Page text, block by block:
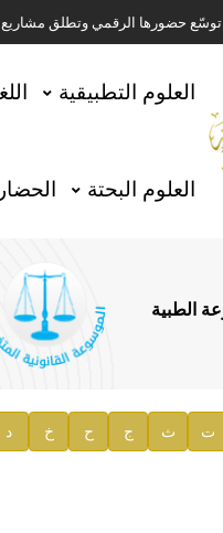
حضورها الرقمي وتطلق مشاريع
العالمي للغة العربية 2025
مدير عام لهيئة الموسوعة العربية
وزيرا للثقافة
من موسوعة الآثار في سورية
تطلق موسوعات جديدة في عام 2026
العلوم التطبيقية
العلوم البحتة
الطبية
ت ث ج ح خ د